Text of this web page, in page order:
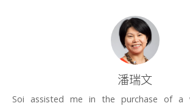
潘瑞文
Soi assisted me in the purchase of a